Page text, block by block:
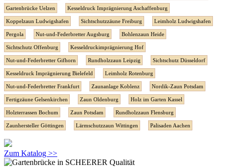
Gartenbrücke Uelzen Kesseldruck Imprägnierung Aschaffenburg
Koppelzaun Ludwigshafen Sichtschutzzäune Freiburg Leimholz Ludwigshafen
Pergola Nut-und-Federbretter Augsburg Bohlenzaun Heide
Sichtschutz Offenburg Kesseldruckimprägnierung Hof
Nut-und-Federbretter Gifhorn Rundholzzaun Leipzig Sichtschutz Düsseldorf
Kesseldruck Imprägnierung Bielefeld Leimholz Rotenburg
Nut-und-Federbretter Frankfurt Zaunanlage Koblenz Nordik-Zaun Potsdam
Fertigzäune Gelsenkirchen Zaun Oldenburg Holz im Garten Kassel
Holzterrassen Bochum Zaun Potsdam Rundholzzaun Flensburg
Zaunhersteller Göttingen Lärmschutzzaun Wittingen Palisaden Aachen
Zum Katalog >>